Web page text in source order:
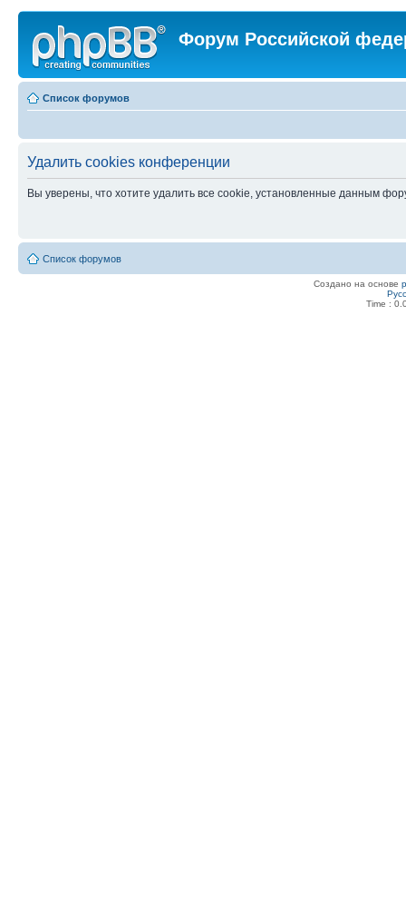
Форум Российской
Список форумов
Удалить cookies конференции
Вы уверены, что хотите удалить все cookie, установленные данным
Список форумов
Создано на основе
Time :